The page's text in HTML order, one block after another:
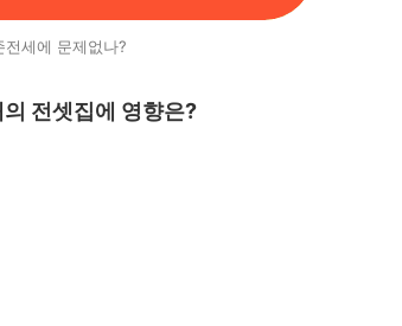
세에 문제없나?
전셋집에 영향은?